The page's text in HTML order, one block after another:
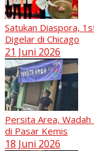
Satukan Diaspora,
Digelar di Chicago
21 Juni 2026
Persita Area,
di Pasar Kemis
18 Juni 2026